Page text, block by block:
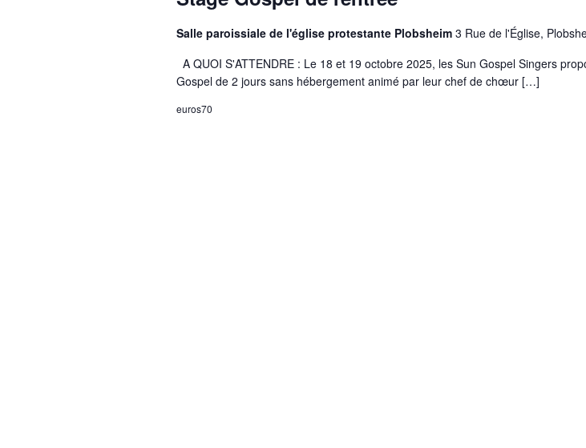
Salle paroissiale de l'église protestante Plobsheim 3 Rue de l'Église,
A QUOI S'ATTENDRE : Le 18 et 19 octobre 2025, les Sun Gospel Singers
Gospel de 2 jours sans hébergement animé par leur chef de chœur […]
euros70